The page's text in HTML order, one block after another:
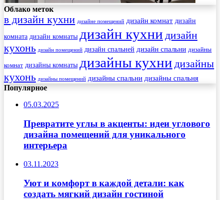
Облако меток
в дизайн кухни дизайне помещений дизайн комнат дизайн
комната дизайн комнаты дизайн кухни дизайн
кухонь дизайн помещений дизайн спальней дизайн спальни дизайны
комнат дизайны комнаты дизайны кухни дизайны
кухонь дизайны помещений дизайны спальни дизайны спальня
Популярное
05.03.2025
Превратите углы в акценты: идеи углового
дизайна помещений для уникального
интерьера
03.11.2023
Уют и комфорт в каждой детали: как
создать мягкий дизайн гостиной